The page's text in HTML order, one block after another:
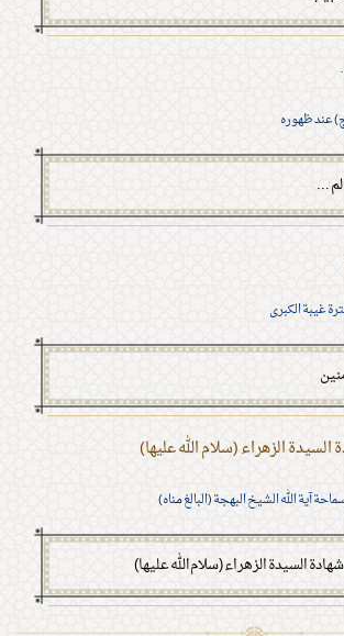
عند ظهوره
غيبة الكبرى
الزهراء (سلام الله عليها)
آية الله الشيخ البهجة (البالغ مناه)